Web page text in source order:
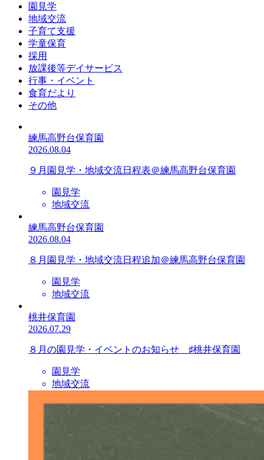
園見学
地域交流
子育て支援
学童保育
採用
放課後等デイサービス
行事・イベント
食育だより
その他
練馬高野台保育園
2026.08.04
９月園見学・地域交流日程表＠練馬高野台保育園
園見学
地域交流
練馬高野台保育園
2026.08.04
８月園見学・地域交流日程追加＠練馬高野台保育園
園見学
地域交流
桃井保育園
2026.07.29
８月の園見学・イベントのお知らせ ♯桃井保育園
園見学
地域交流